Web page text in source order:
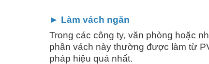
► Làm vách ngăn
Trong các công ty, văn phòng hoặc
phần vách này thường được làm từ
pháp hiệu quả nhất.